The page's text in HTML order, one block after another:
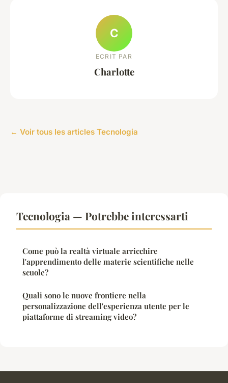
C
ECRIT PAR
Charlotte
← Voir tous les articles Tecnologia
Tecnologia — Potrebbe interessarti
Come può la realtà virtuale arricchire
l'apprendimento delle materie scientifiche nelle
scuole?
Quali sono le nuove frontiere nella
personalizzazione dell'esperienza utente per le
piattaforme di streaming video?